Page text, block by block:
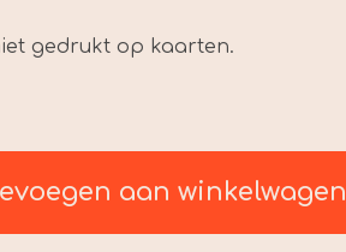
gedrukt op kaarten.
aan winkelwagen